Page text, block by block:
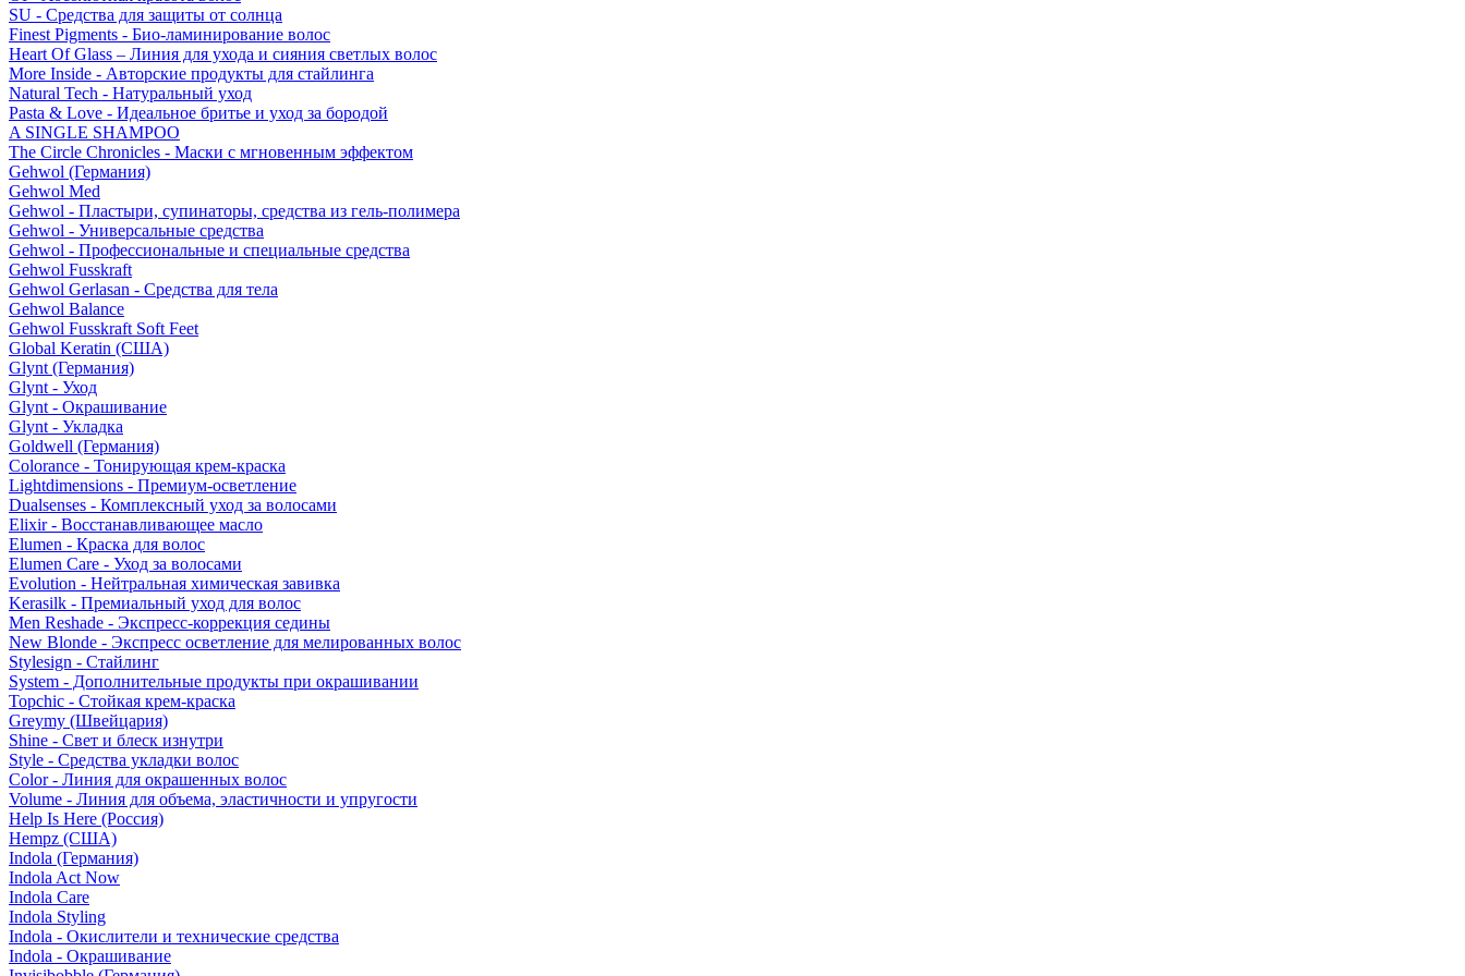
SU - Средства для защиты от солнца
Finest Pigments - Био-ламинирование волос
Heart Of Glass – Линия для ухода и сияния светлых волос
More Inside - Авторские продукты для стайлинга
Natural Tech - Натуральный уход
Pasta & Love - Идеальное бритье и уход за бородой
A SINGLE SHAMPOO
The Circle Chronicles - Маски с мгновенным эффектом
Gehwol (Германия)
Gehwol Med
Gehwol - Пластыри, супинаторы, средства из гель-полимера
Gehwol - Универсальные средства
Gehwol - Профессиональные и специальные средства
Gehwol Fusskraft
Gehwol Gerlasan - Средства для тела
Gehwol Balance
Gehwol Fusskraft Soft Feet
Global Keratin (США)
Glynt (Германия)
Glynt - Уход
Glynt - Окрашивание
Glynt - Укладка
Goldwell (Германия)
Colorance - Тонирующая крем-краска
Lightdimensions - Премиум-осветление
Dualsenses - Комплексный уход за волосами
Elixir - Восстанавливающее масло
Elumen - Краска для волос
Elumen Care - Уход за волосами
Evolution - Нейтральная химическая завивка
Kerasilk - Премиальный уход для волос
Men Reshade - Экспресс-коррекция седины
New Blonde - Экспресс осветление для мелированных волос
Stylesign - Стайлинг
System - Дополнительные продукты при окрашивании
Topchic - Стойкая крем-краска
Greymy (Швейцария)
Shine - Свет и блеск изнутри
Style - Средства укладки волос
Color - Линия для окрашенных волос
Volume - Линия для объема, эластичности и упругости
Help Is Here (Россия)
Hempz (США)
Indola (Германия)
Indola Act Now
Indola Care
Indola Styling
Indola - Окислители и технические средства
Indola - Окрашивание